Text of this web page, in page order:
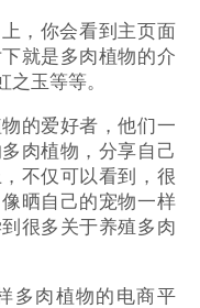
，你会看到主页面
就是多肉植物的介
玉等等。
的爱好者，他们一
肉植物，分享自己
不仅可以看到，很
晒自己的宠物一样
很多关于养殖多肉
多肉植物的电商平